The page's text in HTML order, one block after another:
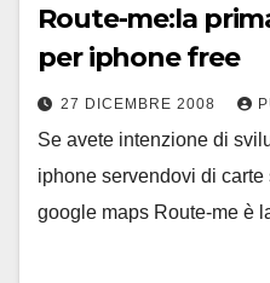
Route-me:la
per iphone free
27 DICEMBRE 2008
Se avete intenzione di
iphone servendovi di
google maps Route-me è